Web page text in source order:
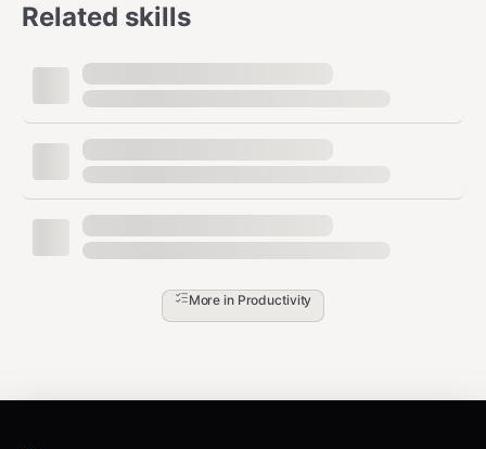
起始状态 目标状态 说明
pending assigned 任务分配
pending cancelled 取消
assigned
completed 完成（终态）
Related skills
More in Productivity